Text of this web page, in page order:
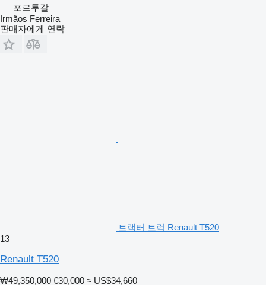
포르투갈
Irmãos Ferreira
판매자에게 연락
트랙터 트럭 Renault T520
13
Renault T520
₩49,350,000 €30,000 ≈ US$34,660